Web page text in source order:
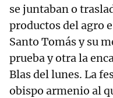
se juntaban o
productos del agro
Santo Tomás y su
prueba y otra la
Blas del lunes. La
obispo armenio al